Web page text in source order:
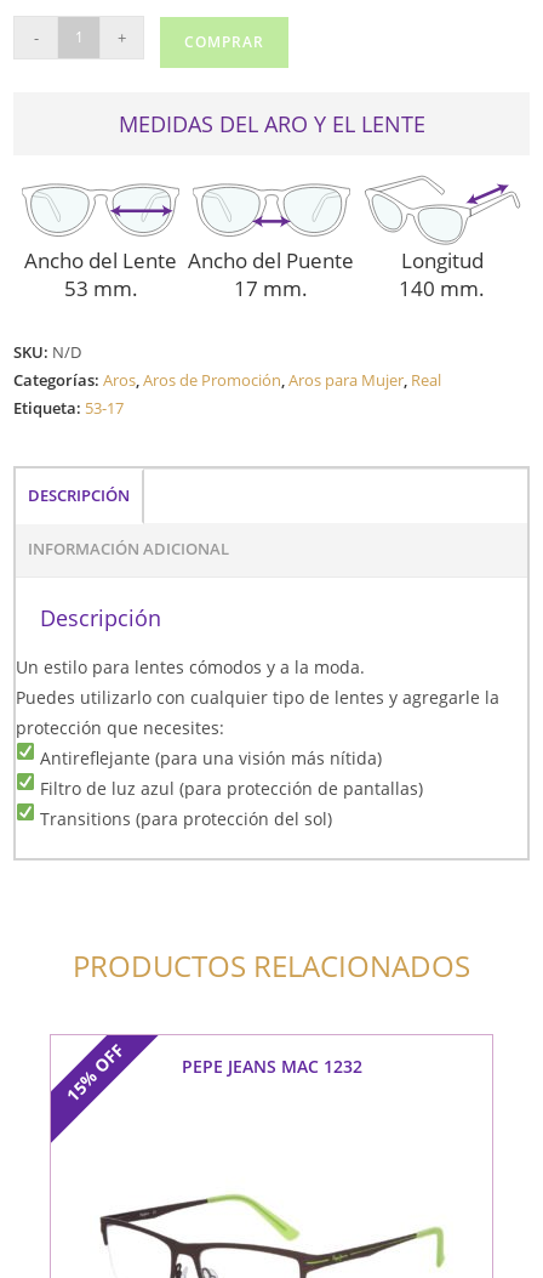
DR-
- + COMPRAR
MEDIDAS DEL ARO Y EL LENTE
Ancho del Lente
53 mm.
Ancho del Puente
17 mm.
Longitud
140 mm.
SKU: N/D
Categorías:Aros,Aros de Promoción,Aros para Mujer, Real
Etiqueta: 53-17
DESCRIPCIÓN
INFORMACIÓN ADICIONAL
Descripción
Un estilo para lentes cómodos y a la moda.
Puedes utilizarlo con cualquier tipo de lentes y agregarle la
protección que necesites:
Antireflejante (para una visión más nítida)
Filtro de luz azul (para protección de pantallas)
Transitions (para protección del sol)
PRODUCTOS RELACIONADOS
15%
OFF PEPE JEANS MAC 1232